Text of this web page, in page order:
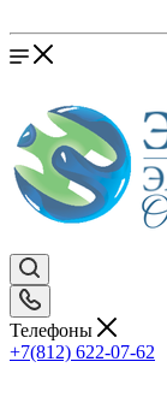
Телефоны
+7(812) 622-07-62